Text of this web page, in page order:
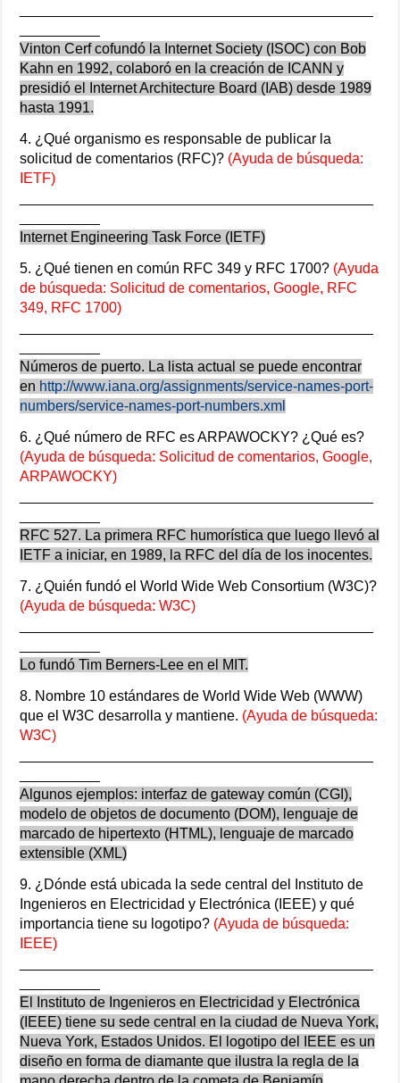
Vinton Cerf cofundó la Internet Society (ISOC) con Bob
Kahn en 1992, colaboró en la creación de ICANN y
presidió el Internet Architecture Board (IAB) desde 1989
hasta 1991.
4. ¿Qué organismo es responsable de publicar la
solicitud de comentarios (RFC)? (Ayuda de búsqueda:
IETF)
Internet Engineering Task Force (IETF)
5. ¿Qué tienen en común RFC 349 y RFC 1700? (Ayuda
de búsqueda: Solicitud de comentarios, Google, RFC
349, RFC 1700)
Números de puerto. La lista actual se puede encontrar
en http://www.iana.org/assignments/service-names-port-
numbers/service-names-port-numbers.xml
6. ¿Qué número de RFC es ARPAWOCKY? ¿Qué es?
(Ayuda de búsqueda: Solicitud de comentarios, Google,
ARPAWOCKY)
RFC 527. La primera RFC humorística que luego llevó al
IETF a iniciar, en 1989, la RFC del día de los inocentes.
7. ¿Quién fundó el World Wide Web Consortium (W3C)?
(Ayuda de búsqueda: W3C)
Lo fundó Tim Berners-Lee en el MIT.
8. Nombre 10 estándares de World Wide Web (WWW)
que el W3C desarrolla y mantiene. (Ayuda de búsqueda:
W3C)
Algunos ejemplos: interfaz de gateway común (CGI),
modelo de objetos de documento (DOM), lenguaje de
marcado de hipertexto (HTML), lenguaje de marcado
extensible (XML)
9. ¿Dónde está ubicada la sede central del Instituto de
Ingenieros en Electricidad y Electrónica (IEEE) y qué
importancia tiene su logotipo? (Ayuda de búsqueda:
IEEE)
El Instituto de Ingenieros en Electricidad y Electrónica
(IEEE) tiene su sede central en la ciudad de Nueva York,
Nueva York, Estados Unidos. El logotipo del IEEE es un
diseño en forma de diamante que ilustra la regla de la